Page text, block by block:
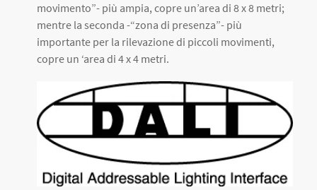
movimento”- più ampia, copre un’area di 8 x 8 metri;
mentre la seconda -“zona di presenza”- più
importante per la rilevazione di piccoli movimenti,
copre un ‘area di 4 x 4 metri.